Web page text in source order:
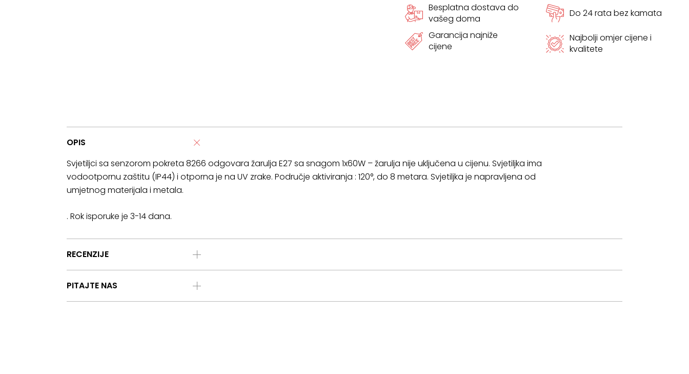
38
cm
Besplatna dostava do
vašeg doma
Do 24 rata bez kamata
Garancija najniže
cijene
Najbolji omjer cijene i
kvalitete
OPIS
Svjetiljci sa senzorom pokreta 8266 odgovara žarulja E27 sa snagom 1x60W – žarulja nije uključena u cijenu. Svjetiljka ima
vodootpornu zaštitu (IP44) i otporna je na UV zrake. Područje aktiviranja : 120°, do 8 metara. Svjetiljka je napravljena od
umjetnog materijala i metala.
. Rok isporuke je 3-14 dana.
RECENZIJE
PITAJTE NAS